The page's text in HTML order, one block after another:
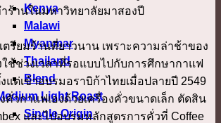
Kenya
Malawi
Myanmar
Thailand
Blend
Light Roast
Single Origin
ร้านในมหาวิทยาลัยมาสองปี
ตรียมร้านที่ยาวนาน เพราะความล่าช้าของ
ช้ช่วงเวลาที่รอแบบไปกับการศึกษากาแฟ
แต่เข้าอบรมอราบิก้าไทยเมื่อปลายปี 2549
คั่วกาแฟเองด้วยเครื่องคั่วขนาดเล็ก ตัดสิน
และไปอบรมหลักสูตรการคั่วที่ Coffee